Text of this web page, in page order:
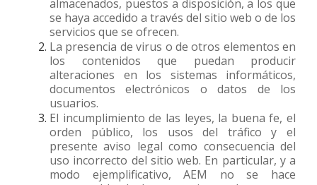
almacenados, puestos a disposición, a los que
se haya accedido a través del sitio web o de los
servicios que se ofrecen.
La presencia de virus o de otros elementos en
los contenidos que puedan producir
alteraciones en los sistemas informáticos,
documentos electrónicos o datos de los
usuarios.
El incumplimiento de las leyes, la buena fe, el
orden público, los usos del tráfico y el
presente aviso legal como consecuencia del
uso incorrecto del sitio web. En particular, y a
modo ejemplificativo, AEM no se hace